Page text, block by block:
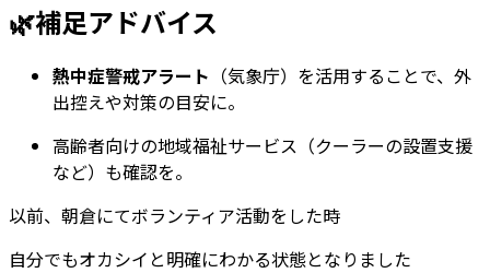
🌿補足アドバイス
熱中症警戒アラート （気象庁）を活用することで、外
出控えや対策の目安に。
高齢者向けの地域福祉サービス（クーラーの設置支援
など）も確認を。
以前、朝倉にてボランティア活動をした時
自分でもオカシイと明確にわかる状態となりました